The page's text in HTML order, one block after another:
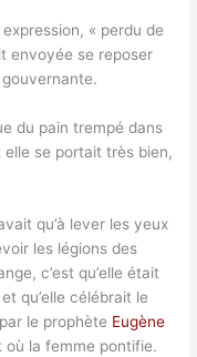
« perdu de
envoyée se reposer
gouvernante.
du pain trempé dans
se portait très bien,
qu’à lever les yeux
les légions des
c’est qu’elle était
et qu’elle célébrait le
le prophète Eugène
où la femme pontifie.